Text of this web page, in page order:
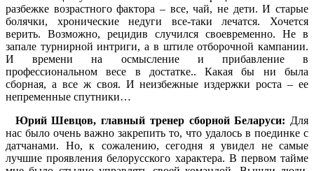
разбежке возрастного фактора – все, чай, не дети. И старые
болячки, хронические недуги все-таки лечатся. Хочется
верить. Возможно, рецидив случился своевременно. Не в
запале турнирной интриги, а в штиле отборочной кампании.
И времени на осмысление и прибавление в
профессиональном весе в достатке.. Какая бы ни была
сборная, а все ж своя. И неизбежные издержки роста – ее
непременные спутники…
Юрий Шевцов, главный тренер сборной Беларуси: Для
нас было очень важно закрепить то, что удалось в поединке с
датчанами. Но, к сожалению, сегодня я увидел не самые
лучшие проявления белорусского характера. В первом тайме